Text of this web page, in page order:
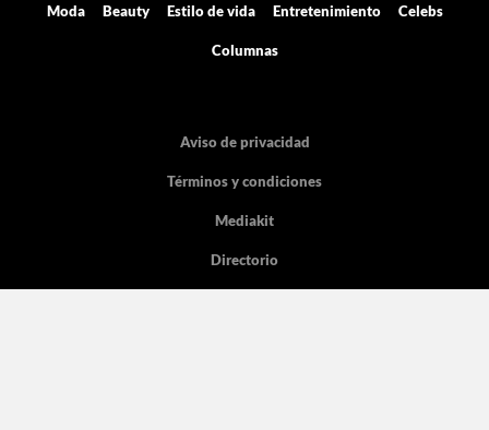
Moda Beauty Estilo de vida Entretenimiento Celebs
Columnas
Aviso de privacidad
Términos y condiciones
Mediakit
Directorio